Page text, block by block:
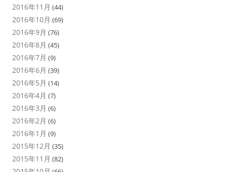
2016年11月 (44)
2016年10月 (69)
2016年9月 (76)
2016年8月 (45)
2016年7月 (9)
2016年6月 (39)
2016年5月 (14)
2016年4月 (7)
2016年3月 (6)
2016年2月 (6)
2016年1月 (9)
2015年12月 (35)
2015年11月 (82)